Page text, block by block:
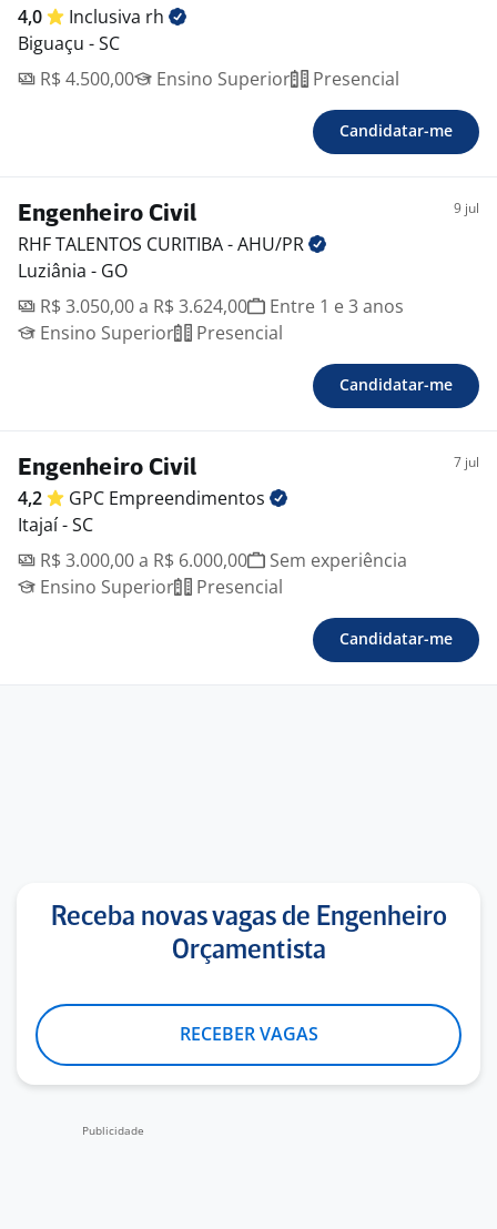
4,0 Inclusiva rh
Biguaçu - SC
R$ 4.500,00
Ensino Superior Presencial
Candidatar-me
Engenheiro Civil 9 jul
RHF TALENTOS CURITIBA -AHU/PR
Luziânia - GO
R$ 3.050,00 a R$ 3.624,00
Entre 1 e 3 anos
Ensino Superior
Presencial
Candidatar-me
Engenheiro Civil 7 jul
4,2 GPC Empreendimentos
Itajaí - SC
R$ 3.000,00 a R$ 6.000,00
Sem experiência
Ensino Superior
Presencial
Candidatar-me
Receba novas vagas de Engenheiro
Orçamentista
RECEBER VAGAS